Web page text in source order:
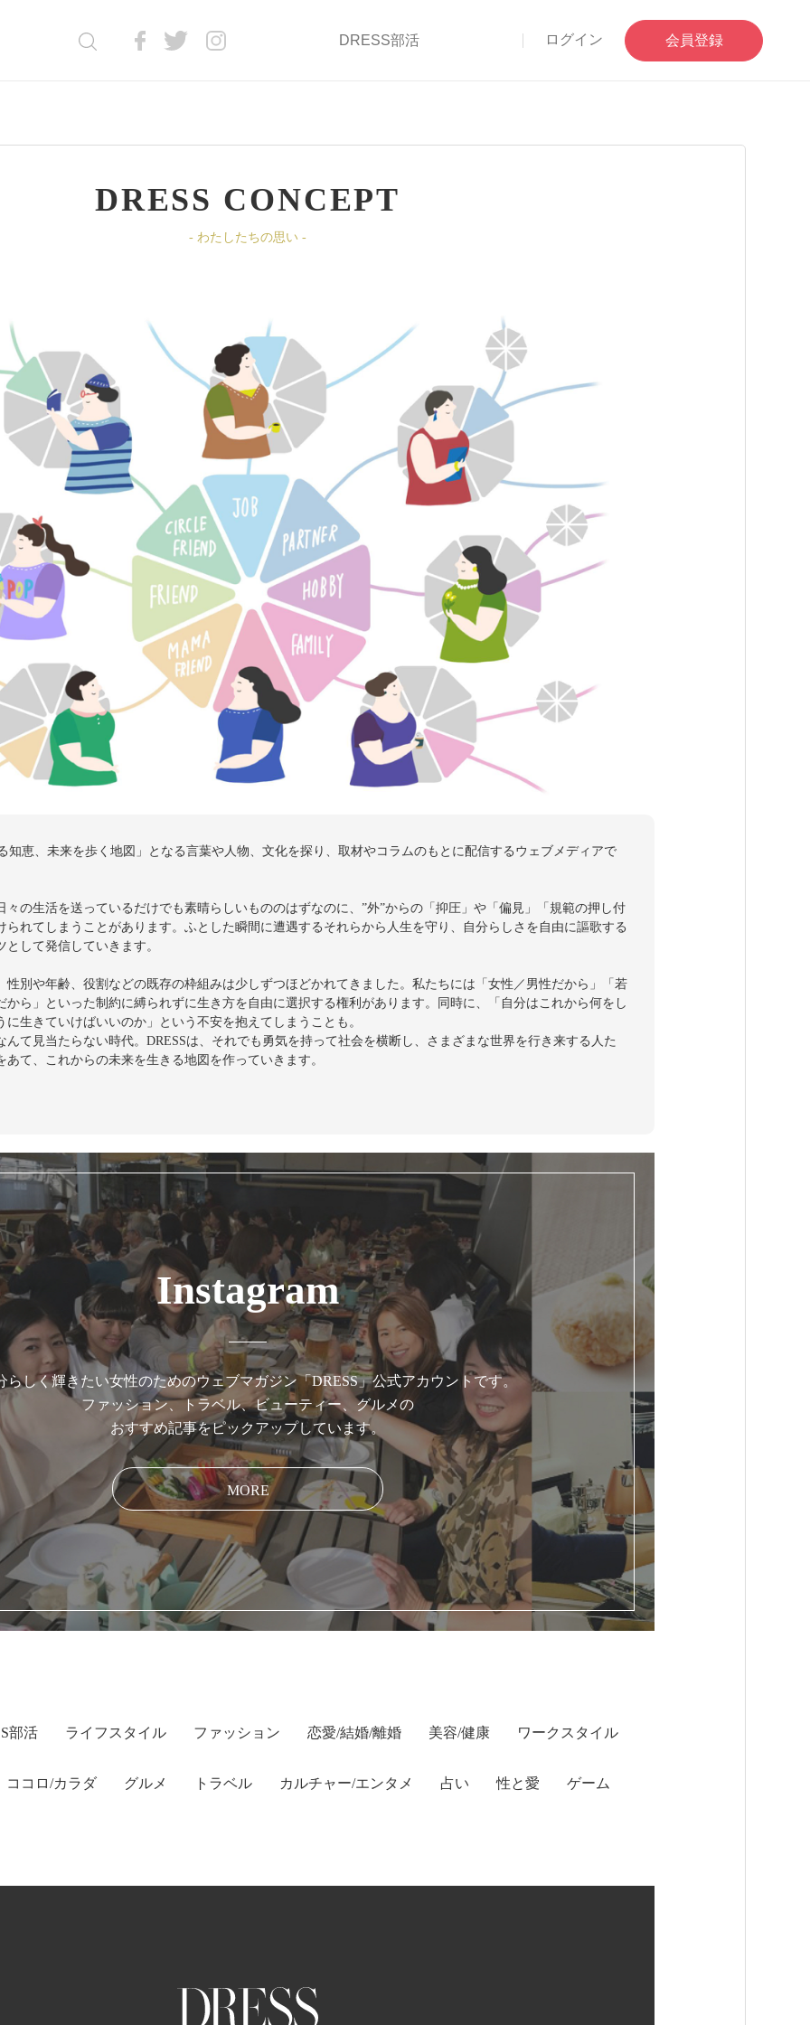
DRESS部活 ログイン 会員登録
DRESS CONCEPT
- わたしたちの思い -
知恵、未来を歩く地図」となる言葉や人物、文化を探り、取材やコラムのもとに配信するウェブメディアで
々の生活を送っているだけでも素晴らしいもののはずなのに、”外”からの「抑圧」や「偏見」「規範の押し付
られてしまうことがあります。ふとした瞬間に遭遇するそれらから人生を守り、自分らしさを自由に謳歌する
して発信していきます。
性別や年齢、役割などの既存の枠組みは少しずつほどかれてきました。私たちには「女性／男性だから」「若
から」といった制約に縛られずに生き方を自由に選択する権利があります。同時に、「自分はこれから何をし
に生きていけばいいのか」という不安を抱えてしまうことも。
んて見当たらない時代。DRESSは、それでも勇気を持って社会を横断し、さまざまな世界を行き来する人た
て、これからの未来を生きる地図を作っていきます。
Instagram
らしく輝きたい女性のためのウェブマガジン「DRESS」公式アカウントです。
ファッション、トラベル、ビューティー、グルメの
おすすめ記事をピックアップしています。
MORE
部活 ライフスタイル ファッション 恋愛/結婚/離婚 美容/健康 ワークスタイル
ココロ/カラダ グルメ トラベル カルチャー/エンタメ 占い 性と愛 ゲーム